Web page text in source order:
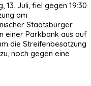
13. Juli, fiel gegen 19:30
am
Staatsbürger
einer Parkbank aus auf
die Streifenbesatzung
noch gegen eine